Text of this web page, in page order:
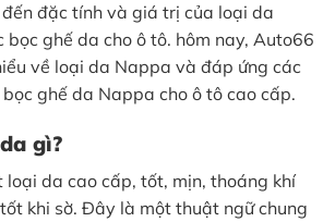
đặc tính và giá trị của loại da
ghế da cho ô tô. hôm nay, Auto66
về loại da Nappa và đáp ứng các
ghế da Nappa cho ô tô cao cấp.
gì?
da cao cấp, tốt, mịn, thoáng khí
khi sờ. Đây là một thuật ngữ chung